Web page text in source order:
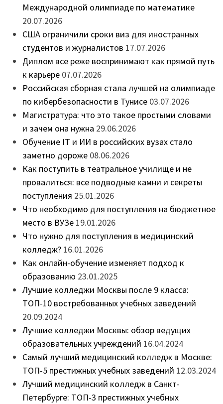
Международной олимпиаде по математике
20.07.2026
США ограничили сроки виз для иностранных
студентов и журналистов 17.07.2026
Диплом все реже воспринимают как прямой путь
к карьере 07.07.2026
Российская сборная стала лучшей на олимпиаде
по кибербезопасности в Тунисе 03.07.2026
Магистратура: что это такое простыми словами
и зачем она нужна 29.06.2026
Обучение IT и ИИ в российских вузах стало
заметно дороже 08.06.2026
Как поступить в театральное училище и не
провалиться: все подводные камни и секреты
поступления 25.01.2026
Что необходимо для поступления на бюджетное
место в ВУЗе 19.01.2026
Что нужно для поступления в медицинский
колледж? 16.01.2026
Как онлайн-обучение изменяет подход к
образованию 23.01.2025
Лучшие колледжи Москвы после 9 класса:
ТОП-10 востребованных учебных заведений
20.09.2024
Лучшие колледжи Москвы: обзор ведущих
образовательных учреждений 16.04.2024
Самый лучший медицинский колледж в Москве:
ТОП-5 престижных учебных заведений 12.03.2024
Лучший медицинский колледж в Санкт-
Петербурге: ТОП-3 престижных учебных